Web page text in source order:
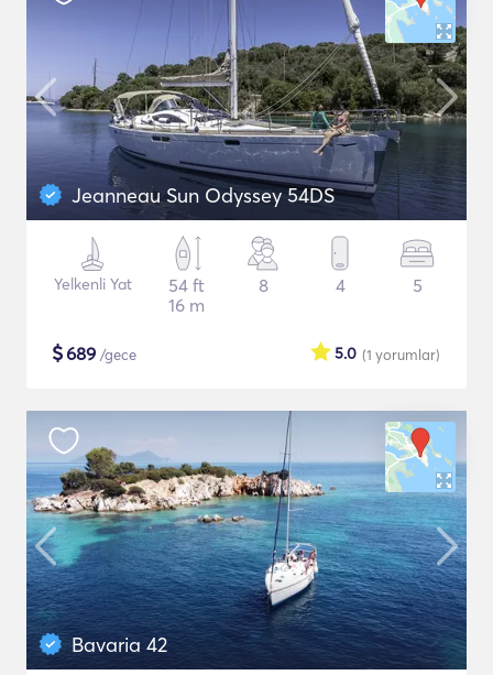
Jeanneau Sun Odyssey 54DS
Yelkenli Yat
54 ft
16 m
8 4 5
$689 /gece (1 yorumlar)
5.0
Bavaria 42